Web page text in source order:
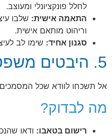
לחלל פונקציונלי ומעוצב.
התאמה אישית: שלבו
וריהוט מותאם אישית.
סגנון אחיד: שימו לב
5. היבטים משפטיים
אל תשכחו לוודא שכל המסמכים
מה לבדוק?
רישום בטאבו: ודאו